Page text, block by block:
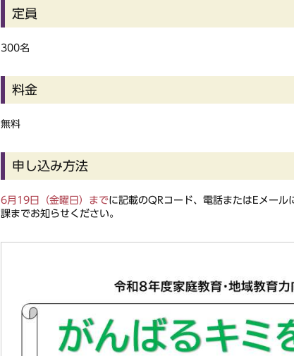
定員
300名
料金
無料
申し込み方法
6月19日（金曜日）までに記載のQRコード、電話またはEメール
課までお知らせください。